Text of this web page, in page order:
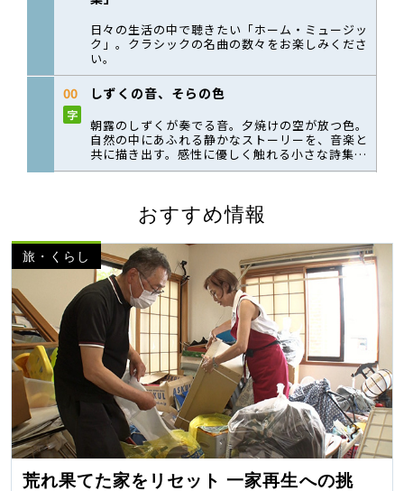
おすすめ情報
旅・くらし
荒れ果てた家をリセット 一家再生への挑